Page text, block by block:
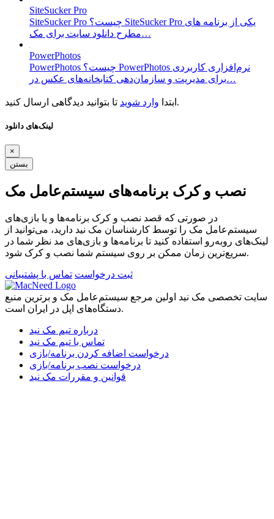
SiteSucker Pro
SiteSucker Pro چیست؟ SiteSucker Pro یکی از برنامه های
مطرح دانلود سایت برای مک…
PowerPhotos
PowerPhotos چیست؟ PowerPhotos نرم‌افزاری کاربردی
برای مدیریت و سازمان‌دهی کتابخانه‌های عکس در…
ابتدا وارد شوید تا بتوانید دیدگاهی ارسال کنید.
لینک‌های دانلود
×
بستن
نصب و کرک برنامه‌های سیستم‌عامل مک
در صورتی که قصد نصب و کرک برنامه‌ها و یا بازی‌های
سیستم‌عامل مک را توسط کارشناسان مک نید دارید، می‌توانید از
لینک‌های رو‌به‌رو استفاده کنید تا برنامه‌ها و بازی‌های مد نظر شما در
سریع‌ترین زمان ممکن بر روی سیستم شما نصب و کرک شود.
ثبت درخواست تماس با پشتیبانی
سایت تخصصی مک نید اولین مرجع سیستم‌عامل مک و برترین منبع
دستگاه‌های اپل در ایران است.
درباره تیم مک نید
تماس با تیم مک نید
درخواست اضافه کردن برنامه/بازی
درخواست نصب برنامه/بازی
قوانین و مقررات مک نید